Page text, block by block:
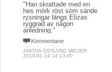
"Han skrattade med en
hes mörk röst som sände
rysningar längs Elizas
ryggrad av någon
anledning."
Kommentarer
ANITHA ÖSTLUND MEIJER
2010-01-14 14:13:00